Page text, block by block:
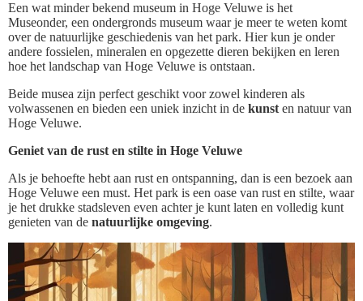
Een wat minder bekend museum in Hoge Veluwe is het
Museonder, een ondergronds museum waar je meer te weten komt
over de natuurlijke geschiedenis van het park. Hier kun je onder
andere fossielen, mineralen en opgezette dieren bekijken en leren
hoe het landschap van Hoge Veluwe is ontstaan.
Beide musea zijn perfect geschikt voor zowel kinderen als
volwassenen en bieden een uniek inzicht in de kunst en natuur van
Hoge Veluwe.
Geniet van de rust en stilte in Hoge Veluwe
Als je behoefte hebt aan rust en ontspanning, dan is een bezoek aan
Hoge Veluwe een must. Het park is een oase van rust en stilte, waar
je het drukke stadsleven even achter je kunt laten en volledig kunt
genieten van de natuurlijke omgeving.